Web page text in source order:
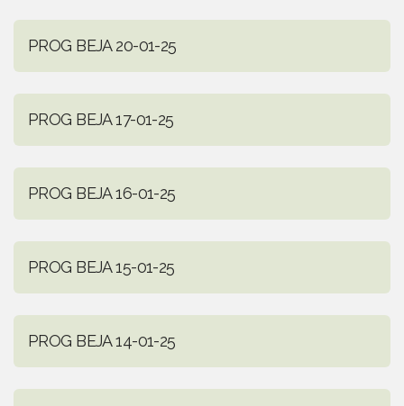
PROG BEJA 20-01-25
PROG BEJA 17-01-25
PROG BEJA 16-01-25
PROG BEJA 15-01-25
PROG BEJA 14-01-25